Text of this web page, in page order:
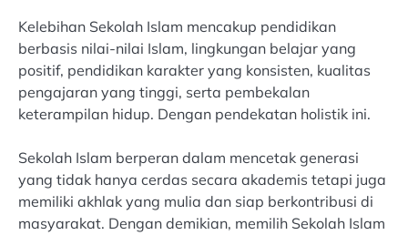
Kelebihan Sekolah Islam mencakup pendidikan
berbasis nilai-nilai Islam, lingkungan belajar yang
positif, pendidikan karakter yang konsisten, kualitas
pengajaran yang tinggi, serta pembekalan
keterampilan hidup. Dengan pendekatan holistik ini.
Sekolah Islam berperan dalam mencetak generasi
yang tidak hanya cerdas secara akademis tetapi juga
memiliki akhlak yang mulia dan siap berkontribusi di
masyarakat. Dengan demikian, memilih Sekolah Islam